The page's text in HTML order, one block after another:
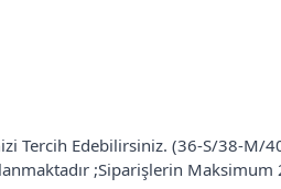
Tercih Edebilirsiniz. (36-S/38-M/
;Siparişlerin Maksimum